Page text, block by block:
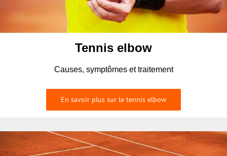
Tennis elbow
Causes, symptômes et traitement
En savoir plus sur le tennis elbow